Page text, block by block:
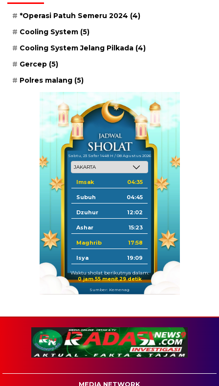
*Operasi Patuh Semeru 2024 (4)
Cooling System (5)
Cooling System Jelang Pilkada (4)
Gercep (5)
Polres malang (5)
Sabtu, 23 Safar 1448 H / 08 Agustus 2026
Imsak 04:35
Subuh 04:45
Dzuhur 12:02
Ashar 15:23
Maghrib 17:58
Isya 19:09
Waktu sholat berikutnya dalam:
0 jam 55 menit 28 detik
Sumber: Kemenag
MEDIA NETWORK